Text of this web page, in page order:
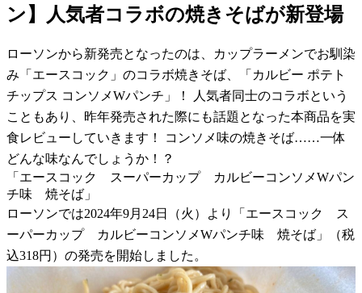
ン】人気者コラボの焼きそばが新登場
ローソンから新発売となったのは、カップラーメンでお馴染
み「エースコック」のコラボ焼きそば、「カルビー ポテト
チップス コンソメWパンチ」！ 人気者同士のコラボという
こともあり、昨年発売された際にも話題となった本商品を実
食レビューしていきます！ コンソメ味の焼きそば……一体
どんな味なんでしょうか！？
「エースコック スーパーカップ カルビーコンソメWパン
チ味 焼そば」
ローソンでは2024年9月24日（火）より「エースコック ス
ーパーカップ カルビーコンソメWパンチ味 焼そば」（税
込318円）の発売を開始しました。